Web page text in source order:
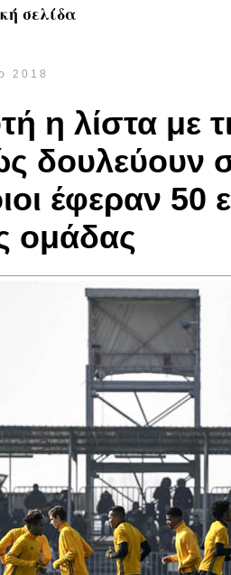
σελίδα
2018
η λίστα με
δουλεύουν
έφεραν 50
ομάδας